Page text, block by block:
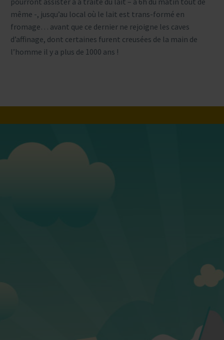
même -, jusqu’au local où le lait est trans-formé en
fromage… avant que ce dernier ne rejoigne les caves
d’affinage, dont certaines furent creusées de la main de
l’homme il y a plus de 1000 ans !